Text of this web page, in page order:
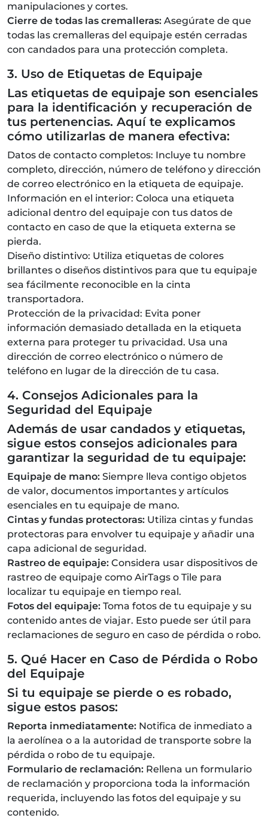
manipulaciones y cortes.
Cierre de todas las cremalleras: Asegúrate de que
todas las cremalleras del equipaje estén cerradas
con candados para una protección completa.
3. Uso de Etiquetas de Equipaje
Las etiquetas de equipaje son esenciales
para la identificación y recuperación de
tus pertenencias. Aquí te explicamos
cómo utilizarlas de manera efectiva:
Datos de contacto completos: Incluye tu nombre
completo, dirección, número de teléfono y dirección
de correo electrónico en la etiqueta de equipaje.
Información en el interior: Coloca una etiqueta
adicional dentro del equipaje con tus datos de
contacto en caso de que la etiqueta externa se
pierda.
Diseño distintivo: Utiliza etiquetas de colores
brillantes o diseños distintivos para que tu equipaje
sea fácilmente reconocible en la cinta
transportadora.
Protección de la privacidad: Evita poner
información demasiado detallada en la etiqueta
externa para proteger tu privacidad. Usa una
dirección de correo electrónico o número de
teléfono en lugar de la dirección de tu casa.
4. Consejos Adicionales para la
Seguridad del Equipaje
Además de usar candados y etiquetas,
sigue estos consejos adicionales para
garantizar la seguridad de tu equipaje:
Equipaje de mano: Siempre lleva contigo objetos
de valor, documentos importantes y artículos
esenciales en tu equipaje de mano.
Cintas y fundas protectoras: Utiliza cintas y fundas
protectoras para envolver tu equipaje y añadir una
capa adicional de seguridad.
Rastreo de equipaje: Considera usar dispositivos de
rastreo de equipaje como AirTags o Tile para
localizar tu equipaje en tiempo real.
Fotos del equipaje: Toma fotos de tu equipaje y su
contenido antes de viajar. Esto puede ser útil para
reclamaciones de seguro en caso de pérdida o robo.
5. Qué Hacer en Caso de Pérdida o Robo
del Equipaje
Si tu equipaje se pierde o es robado,
sigue estos pasos:
Reporta inmediatamente: Notifica de inmediato a
la aerolínea o a la autoridad de transporte sobre la
pérdida o robo de tu equipaje.
Formulario de reclamación: Rellena un formulario
de reclamación y proporciona toda la información
requerida, incluyendo las fotos del equipaje y su
contenido.